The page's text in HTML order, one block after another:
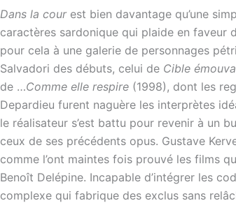
Dans la cour est bien davantage qu’une
caractères sardonique qui plaide en faveur
pour cela à une galerie de personnages
Salvadori des débuts, celui de Cible
de …Comme elle respire (1998), dont les
Depardieu furent naguère les interprètes
le réalisateur s’est battu pour revenir à un
ceux de ses précédents opus. Gustave
comme l’ont maintes fois prouvé les films
Benoît Delépine. Incapable d’intégrer les
complexe qui fabrique des exclus sans